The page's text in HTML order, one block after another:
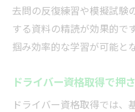
去問の反復練習や模擬試験
する資料の精読が効果的で
掴み効率的な学習が可能と
ドライバー資格取得で押
ドライバー資格取得では、